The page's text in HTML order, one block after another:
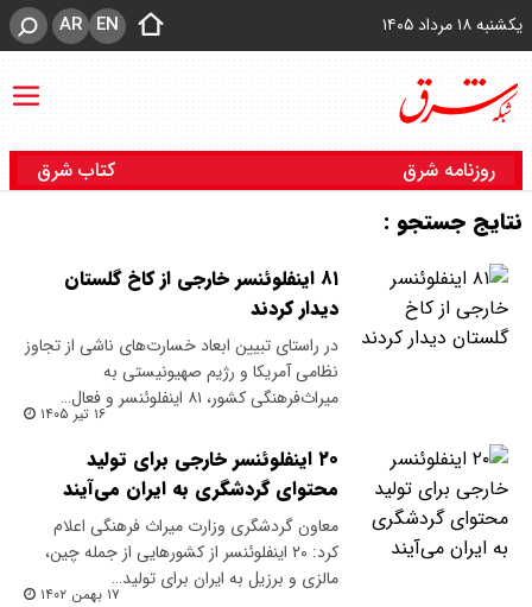
یکشنبه ۱۸ مرداد ۱۴۰۵ EN
AR
روزنامه شرق کتاب شرق
نتایج جستجو :
۸۱ اینفلوئنسر خارجی از کاخ گلستان
دیدار کردند
در راستای تبیین ابعاد خسارت‌های ناشی از تجاوز
نظامی آمریکا و رژیم صهیونیستی به
میراث‌فرهنگی کشور، ۸۱ اینفلوئنسر و فعال…
۱۶ تیر ۱۴۰۵
۲۰ اینفلوئنسر خارجی برای تولید
محتوای گردشگری به ایران می‌آیند
معاون گردشگری وزارت میراث فرهنگی اعلام
کرد: ۲۰ اینفلوئنسر از کشورهایی از جمله چین،
مالزی و برزیل به ایران برای تولید…
۱۷ بهمن ۱۴۰۲